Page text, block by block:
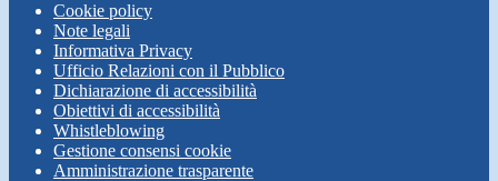
Cookie policy
Note legali
Informativa Privacy
Ufficio Relazioni con il Pubblico
Dichiarazione di accessibilità
Obiettivi di accessibilità
Whistleblowing
Gestione consensi cookie
Amministrazione trasparente